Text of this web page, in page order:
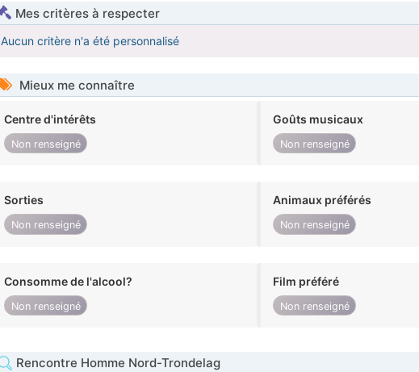
Mes critères à respecter
Aucun critère n'a été personnalisé
Mieux me connaître
Centre d'intérêts
Non renseigné
Goûts musicaux
Non renseigné
Sorties
Non renseigné
Animaux préférés
Non renseigné
Consomme de l'alcool?
Non renseigné
Film préféré
Non renseigné
Rencontre Homme Nord-Trondelag